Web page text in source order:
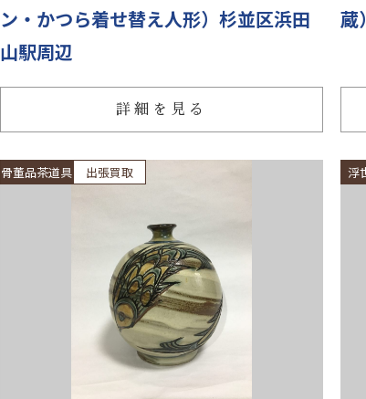
ン・かつら着せ替え人形）杉並区浜田
山駅周辺
詳細を見る
蔵
骨董品茶道具 出張買取 浮